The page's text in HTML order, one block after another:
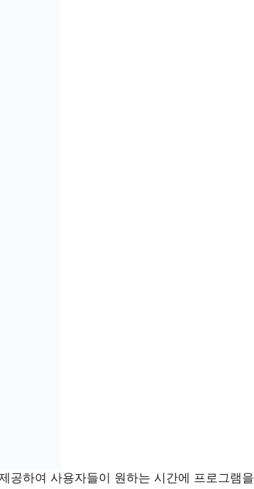
공하여 사용자들이 원하는 시간에 프로그램을